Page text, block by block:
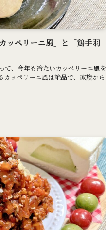
ッペリーニ風」と「鶏手羽
、今年も冷たいカッペリーニ風を
ッペリーニ風は絶品で、家族から